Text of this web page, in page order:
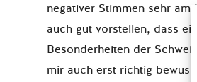
negativer Stimmen sehr am
auch gut vorstellen, dass
Besonderheiten der
mir auch erst richtig